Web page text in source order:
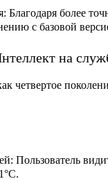
Благодаря более
с базовой
на
четвертое
Пользователь